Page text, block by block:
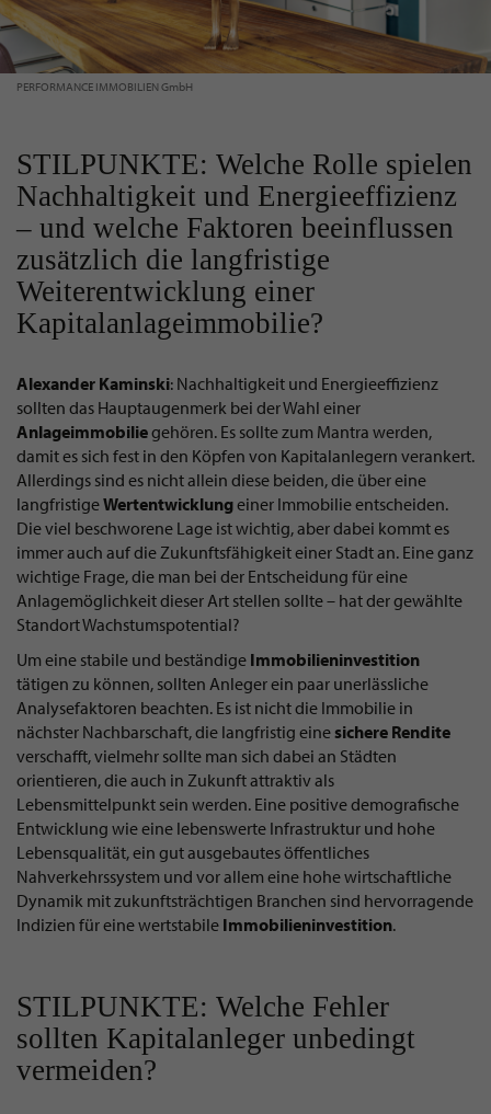
PERFORMANCE IMMOBILIEN GmbH
STILPUNKTE: Welche Rolle spielen
Nachhaltigkeit und Energieeffizienz
– und welche Faktoren beeinflussen
zusätzlich die langfristige
Weiterentwicklung einer
Kapitalanlageimmobilie?
Alexander Kaminski: Nachhaltigkeit und Energieeffizienz
sollten das Hauptaugenmerk bei der Wahl einer
Anlageimmobiliegehören. Es sollte zum Mantra werden,
damit es sich fest in den Köpfen von Kapitalanlegern verankert.
Allerdings sind es nicht allein diese beiden, die über eine
langfristigeWertentwicklungeiner Immobilie entscheiden.
Die viel beschworene Lage ist wichtig, aber dabei kommt es
immer auch auf die Zukunftsfähigkeit einer Stadt an. Eine ganz
wichtige Frage, die man bei der Entscheidung für eine
Anlagemöglichkeit dieser Art stellen sollte – hat der gewählte
Standort Wachstumspotential?
Um eine stabile und beständige Immobilieninvestition
tätigen zu können, sollten Anleger ein paar unerlässliche
Analysefaktoren beachten. Es ist nicht die Immobilie in
nächster Nachbarschaft, die langfristig einesichere Rendite
verschafft, vielmehr sollte man sich dabei an Städten
orientieren, die auch in Zukunft attraktiv als
Lebensmittelpunkt sein werden. Eine positive demografische
Entwicklung wie eine lebenswerte Infrastruktur und hohe
Lebensqualität, ein gut ausgebautes öffentliches
Nahverkehrssystem und vor allem eine hohe wirtschaftliche
Dynamik mit zukunftsträchtigen Branchen sind hervorragende
Indizien für eine wertstabile Immobilieninvestition.
STILPUNKTE: Welche Fehler
sollten Kapitalanleger unbedingt
vermeiden?